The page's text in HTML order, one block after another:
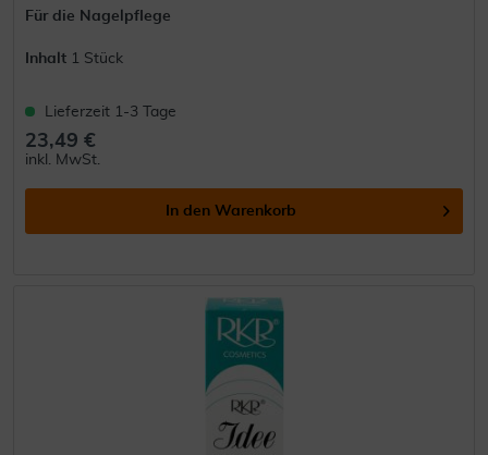
Für die Nagelpflege
Inhalt 1 Stück
Lieferzeit 1-3 Tage
23,49 €
inkl. MwSt.
In den Warenkorb